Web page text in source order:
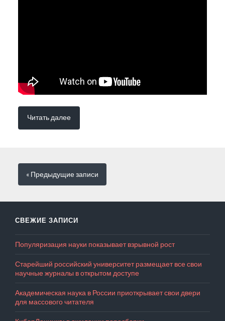
Читать далее
« Предыдущиезаписи
СВЕЖИЕ ЗАПИСИ
Популяризация науки показывает взрывной рост
Старейший российский университет размещает все свои
научные журналы в открытом доступе
Академическая наука в России приоткрывает свои двери
для массового читателя